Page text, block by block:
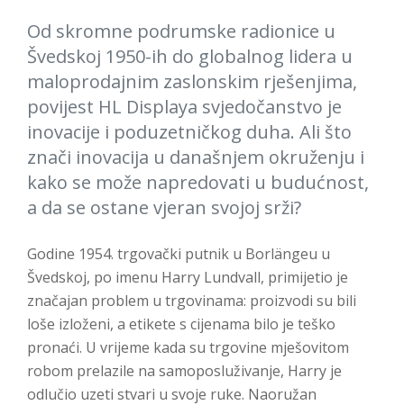
Od skromne podrumske radionice u
Švedskoj 1950-ih do globalnog lidera u
maloprodajnim zaslonskim rješenjima,
povijest HL Displaya svjedočanstvo je
inovacije i poduzetničkog duha. Ali što
znači inovacija u današnjem okruženju i
kako se može napredovati u budućnost,
a da se ostane vjeran svojoj srži?
Godine 1954. trgovački putnik u Borlängeu u
Švedskoj, po imenu Harry Lundvall, primijetio je
značajan problem u trgovinama: proizvodi su bili
loše izloženi, a etikete s cijenama bilo je teško
pronaći. U vrijeme kada su trgovine mješovitom
robom prelazile na samoposluživanje, Harry je
odlučio uzeti stvari u svoje ruke. Naoružan